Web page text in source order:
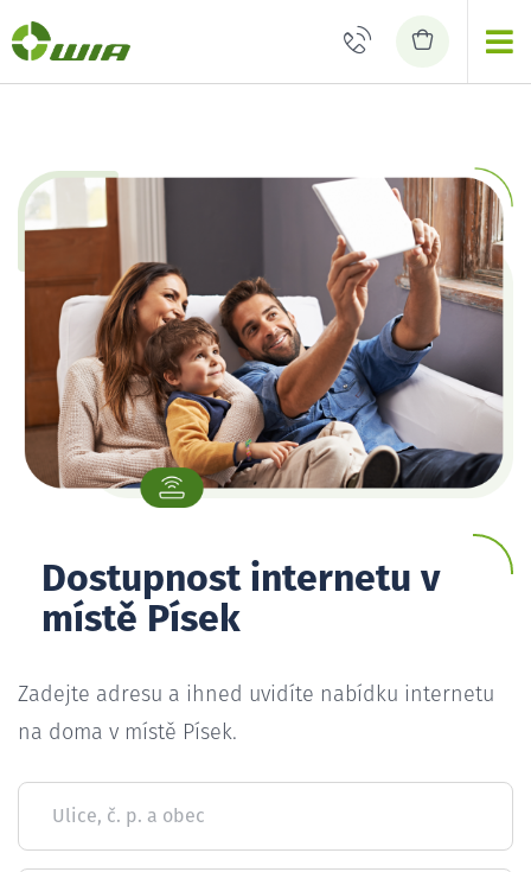
Dostupnost internetu v
místě Písek
Zadejte adresu a ihned uvidíte nabídku internetu
na doma v místě Písek.
Ulice, č. p. a obec